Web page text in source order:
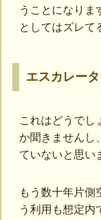
うことになりま
としてはズレて
エスカレー
これはどうでし
か聞きませんし
ていないと思い
もう数十年片側
う利用も想定内